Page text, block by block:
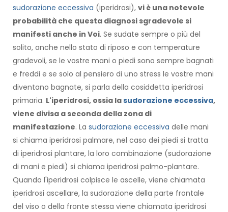
sudorazione eccessiva (iperidrosi), vi è una notevole
probabilità che questa diagnosi sgradevole si
manifesti anche in Voi. Se sudate sempre o più del
solito, anche nello stato di riposo e con temperature
gradevoli, se le vostre mani o piedi sono sempre bagnati
e freddi e se solo al pensiero di uno stress le vostre mani
diventano bagnate, si parla della cosiddetta iperidrosi
primaria. L'iperidrosi, ossia lasudorazione eccessiva,
viene divisa a seconda della zona di
manifestazione. La sudorazione eccessiva delle mani
si chiama iperidrosi palmare, nel caso dei piedi si tratta
di iperidrosi plantare, la loro combinazione (sudorazione
di mani e piedi) si chiama iperidrosi palmo-plantare.
Quando l'iperidrosi colpisce le ascelle, viene chiamata
iperidrosi ascellare, la sudorazione della parte frontale
del viso o della fronte stessa viene chiamata iperidrosi